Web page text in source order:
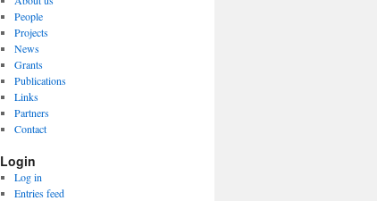
People
Projects
News
Grants
Publications
Links
Partners
Contact
Login
Log in
Entries feed